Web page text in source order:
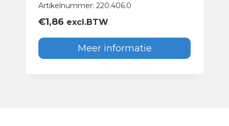
Artikelnummer: 220.406.0
€1,86 excl.BTW
Meer informatie